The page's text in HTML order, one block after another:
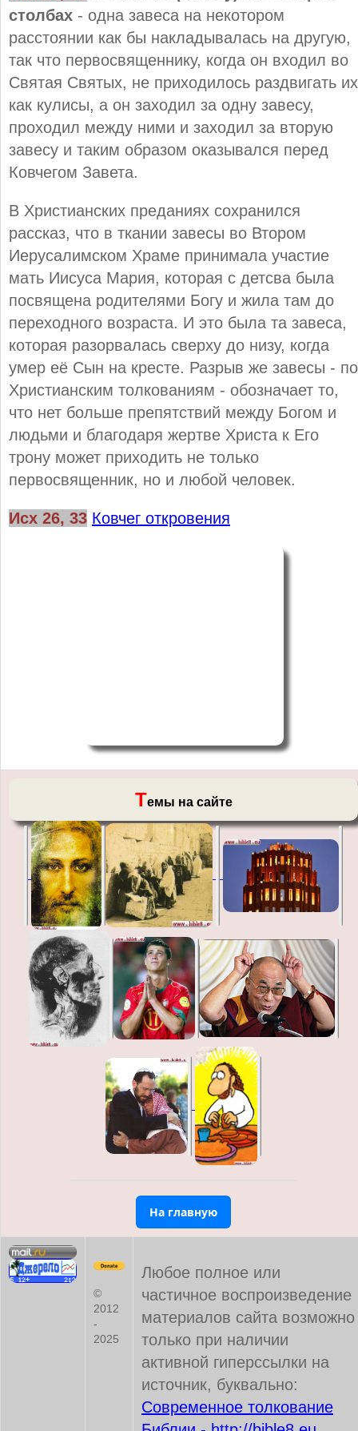
столбах - одна завеса на некотором
расстоянии как бы накладывалась на другую,
так что первосвященнику, когда он входил во
Святая Святых, не приходилось раздвигать их
как кулисы, а он заходил за одну завесу,
проходил между ними и заходил за вторую
завесу и таким образом оказывался перед
Ковчегом Завета.
В Христианских преданиях сохранился
рассказ, что в ткании завесы во Втором
Иерусалимском Храме принимала участие
мать Иисуса Мария, которая с детсва была
посвящена родителями Богу и жила там до
переходного возраста. И это была та завеса,
которая разорвалась сверху до низу, когда
умер её Сын на кресте. Разрыв же завесы - по
Христианским толкованиям - обозначает то,
что нет больше препятствий между Богом и
людьми и благодаря жертве Христа к Его
трону может приходить не только
первосвященник, но и любой человек.
Исх 26, 33 Ковчег откровения
Темы на сайте
На главную
©
2012
-
2025
Любое полное или
частичное воспроизведение
материалов сайта возможно
только при наличии
активной гиперссылки на
источник, буквально:
Современное толкование